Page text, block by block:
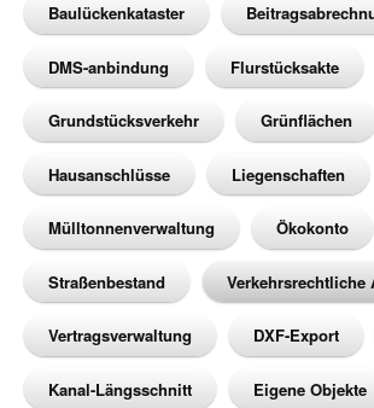
Baulückenkataster
DMS-anbindung Flurstücksakte
Grundstücksverkehr Grünflächen
Hausanschlüsse Liegenschaften
Mülltonnenverwaltung Ökokonto
Straßenbestand Verkehrsrechtliche
Vertragsverwaltung DXF-Export
Kanal-Längsschnitt Eigene Objekte